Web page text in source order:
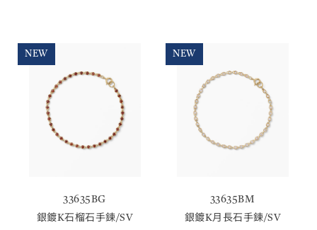
NEW
33635BG
銀鍍K石榴石手鍊/SV
NEW
33635BM
銀鍍K月長石手鍊/SV